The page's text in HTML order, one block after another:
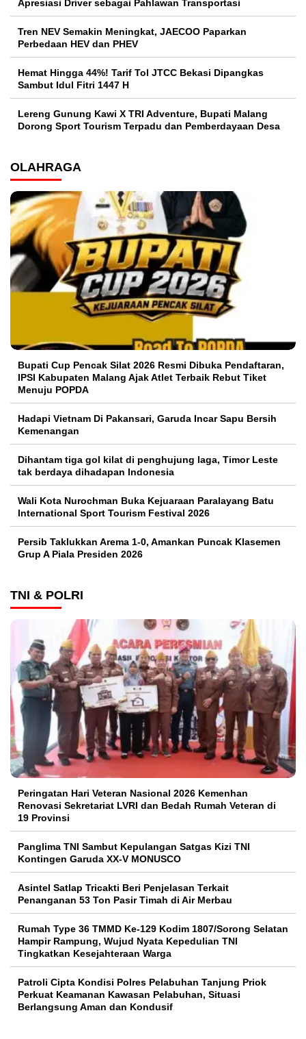
Apresiasi Driver sebagai Pahlawan Transportasi
Tren NEV Semakin Meningkat, JAECOO Paparkan
Perbedaan HEV dan PHEV
Hemat Hingga 44%! Tarif Tol JTCC Bekasi Dipangkas
Sambut Idul Fitri 1447 H
Lereng Gunung Kawi X TRI Adventure, Bupati Malang
Dorong Sport Tourism Terpadu dan Pemberdayaan Desa
OLAHRAGA
Bupati Cup Pencak Silat 2026 Resmi Dibuka Pendaftaran,
IPSI Kabupaten Malang Ajak Atlet Terbaik Rebut Tiket
Menuju POPDA
Hadapi Vietnam Di Pakansari, Garuda Incar Sapu Bersih
Kemenangan
Dihantam tiga gol kilat di penghujung laga, Timor Leste
tak berdaya dihadapan Indonesia
Wali Kota Nurochman Buka Kejuaraan Paralayang Batu
International Sport Tourism Festival 2026
Persib Taklukkan Arema 1-0, Amankan Puncak Klasemen
Grup A Piala Presiden 2026
TNI & POLRI
Peringatan Hari Veteran Nasional 2026 Kemenhan
Renovasi Sekretariat LVRI dan Bedah Rumah Veteran di
19 Provinsi
Panglima TNI Sambut Kepulangan Satgas Kizi TNI
Kontingen Garuda XX-V MONUSCO
Asintel Satlap Tricakti Beri Penjelasan Terkait
Penanganan 53 Ton Pasir Timah di Air Merbau
Rumah Type 36 TMMD Ke-129 Kodim 1807/Sorong Selatan
Hampir Rampung, Wujud Nyata Kepedulian TNI
Tingkatkan Kesejahteraan Warga
Patroli Cipta Kondisi Polres Pelabuhan Tanjung Priok
Perkuat Keamanan Kawasan Pelabuhan, Situasi
Berlangsung Aman dan Kondusif